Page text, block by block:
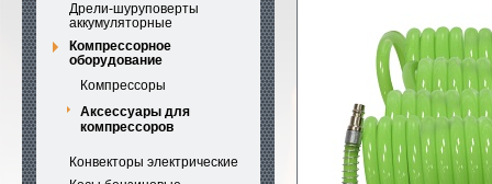
Дрели-шуруповерты
аккумуляторные
Компрессорное
оборудование
Компрессоры
Аксессуары для
компрессоров
Конвекторы электрические